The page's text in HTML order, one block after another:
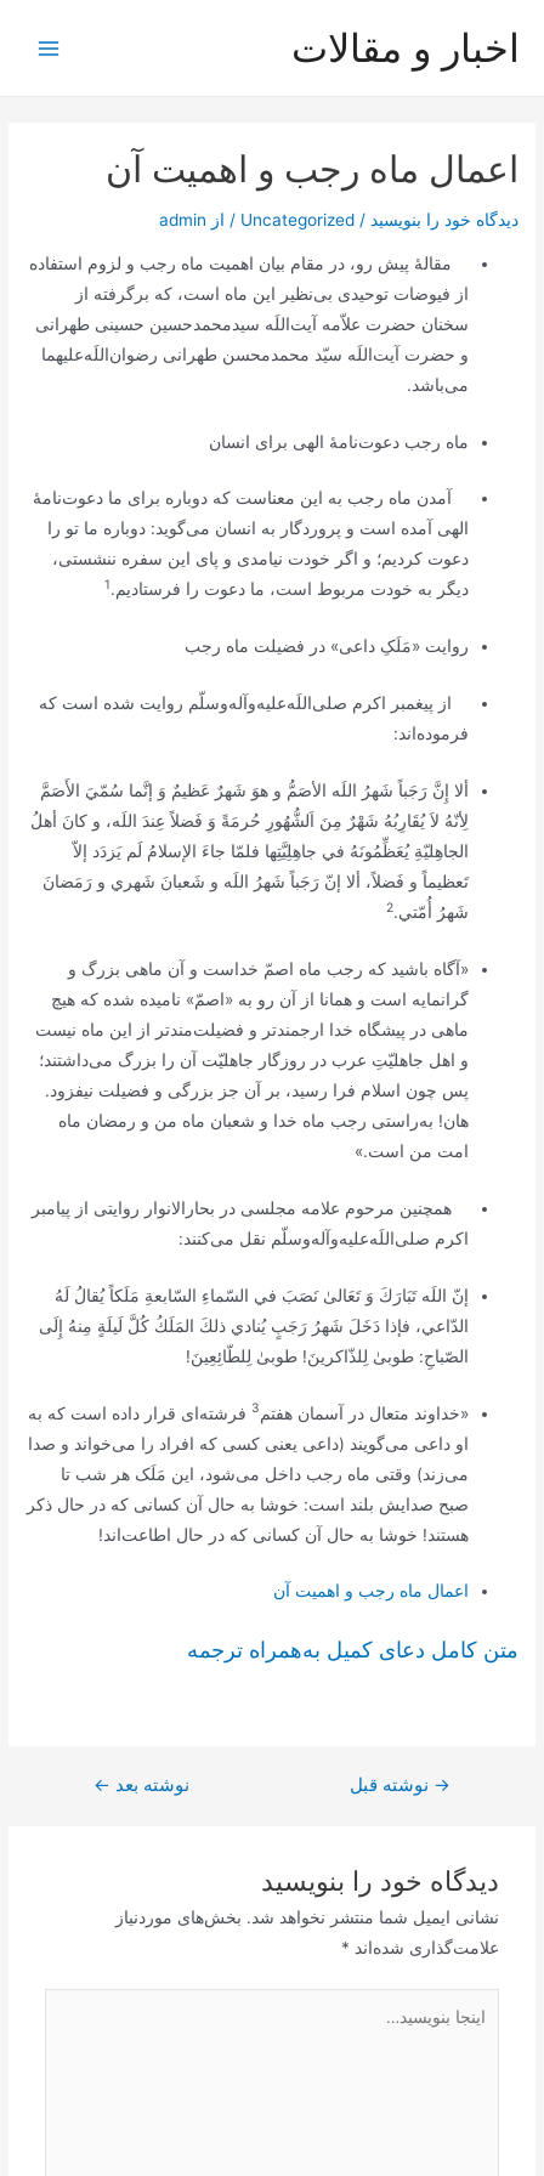
اخبار و مقالات
اعمال ماه رجب و اهمیت آن
دیدگاه‌ خود را بنویسید /
Uncategorized / از admin
‌مقالۀ پیش رو، در مقام بیان اهمیت ماه رجب و لزوم استفاده
از فیوضات توحیدی بی‌نظیر این ماه است، که برگرفته از
سخنان حضرت علاّمه آیت‌اللَه سیدمحمدحسین حسینی طهرانی
و حضرت آیت‌اللَه سیّد محمدمحسن طهرانی رضوان‌اللَه‌علیهما
می‌باشد.
ماه رجب دعوت‌نامۀ الهی برای انسان
آمدن ماه رجب به این معناست که دوباره برای ما دعوت‌نامۀ
الهی آمده است و پروردگار به انسان می‌گوید: دوباره ما تو را
دعوت کردیم؛ و اگر خودت نیامدی و پای این سفره ننشستی،
دیگر به خودت مربوط است، ما دعوت را فرستادیم.1
روایت «مَلَکِ داعی» در فضیلت ماه رجب
از پیغمبر اکرم صلی‌اللَه‌علیه‌و‌آله‌وسلّم روایت شده است که
فرموده‌اند:
ألا إِنَّ رَجَباً شَهرُ اللَه الأصَمُّ و هوَ شَهرٌ عَظيمٌ وَ إنَّما سُمّيَ الأَصَمَّ
لِأنّهُ لاَ يُقَارِبُهُ شَهْرٌ مِنَ اَلشُّهُورِ حُرمَةً وَ فَضلاً عِندَ اللَه، و كانَ أهلُ
الجاهِليّةِ يُعَظِّمُونَهُ في جاهِلِيَّتِها فلمّا جاءَ الإسلامُ لَم يَزدَد إلاّ
تَعظيماً و فَضلاً، ألا إنّ رَجَباً شَهرُ اللَه و شَعبانَ شَهري و رَمَضانَ
شَهرُ أُمّتي.
2
«آگاه باشید که رجب ماه اصمّ‌ خداست و آن ماهى بزرگ و
گرانمايه است و همانا از آن رو به «اصمّ‌» ناميده شده كه هيچ
ماهى در پيشگاه خدا ارجمندتر و فضيلت‌مندتر از اين ماه نيست
و اهل جاهليّتِ عرب در روزگار جاهليّت آن را بزرگ مى‌داشتند؛
پس چون اسلام فرا رسيد، بر آن جز بزرگى و فضيلت نيفزود.
هان! به‌راستى رجب ماه خدا و شعبان ماه من و رمضان ماه
امت من است.»
همچنین مرحوم علامه مجلسی در بحارالانوار روایتی از پیامبر
اکرم صلی‌اللَه‌علیه‌و‌آله‌وسلّم نقل می‌کنند:
إنّ اللَه تَبَارَكَ وَ تَعَالىٰ نَصَبَ في السّماءِ السّابعةِ مَلَكاً يُقالُ لَهُ
الدّاعي، فإذا دَخَلَ شَهرُ رَجَبٍ يُنادي ذلكَ المَلَكُ كُلَّ لَيلَةٍ مِنهُ إِلَى
الصّباحِ: طوبىٰ لِلذّاكرينَ! طوبىٰ لِلطّائِعِينَ!
«خداوند متعال در آسمان هفتم 3 فرشته‌ای قرار داده است که به
او داعى مى‌گویند (داعی یعنى کسى که افراد را مى‌خواند و صدا
مى‌زند) وقتی ماه رجب داخل مى‌شود، این مَلَک هر شب تا
صبح صدایش بلند است: خوشا به حال آن کسانى که در حال ذکر
هستند! خوشا به حال آن کسانى که در حال اطاعت‌اند!
اعمال ماه رجب و اهمیت آن
متن کامل دعای کمیل به‌همراه ترجمه
راهبری
→ نوشته قبل نوشته بعد ←
دیدگاه‌ خود را بنویسید
نشانی ایمیل شما منتشر نخواهد شد. بخش‌های موردنیاز
علامت‌گذاری شده‌اند *
بنویسید…